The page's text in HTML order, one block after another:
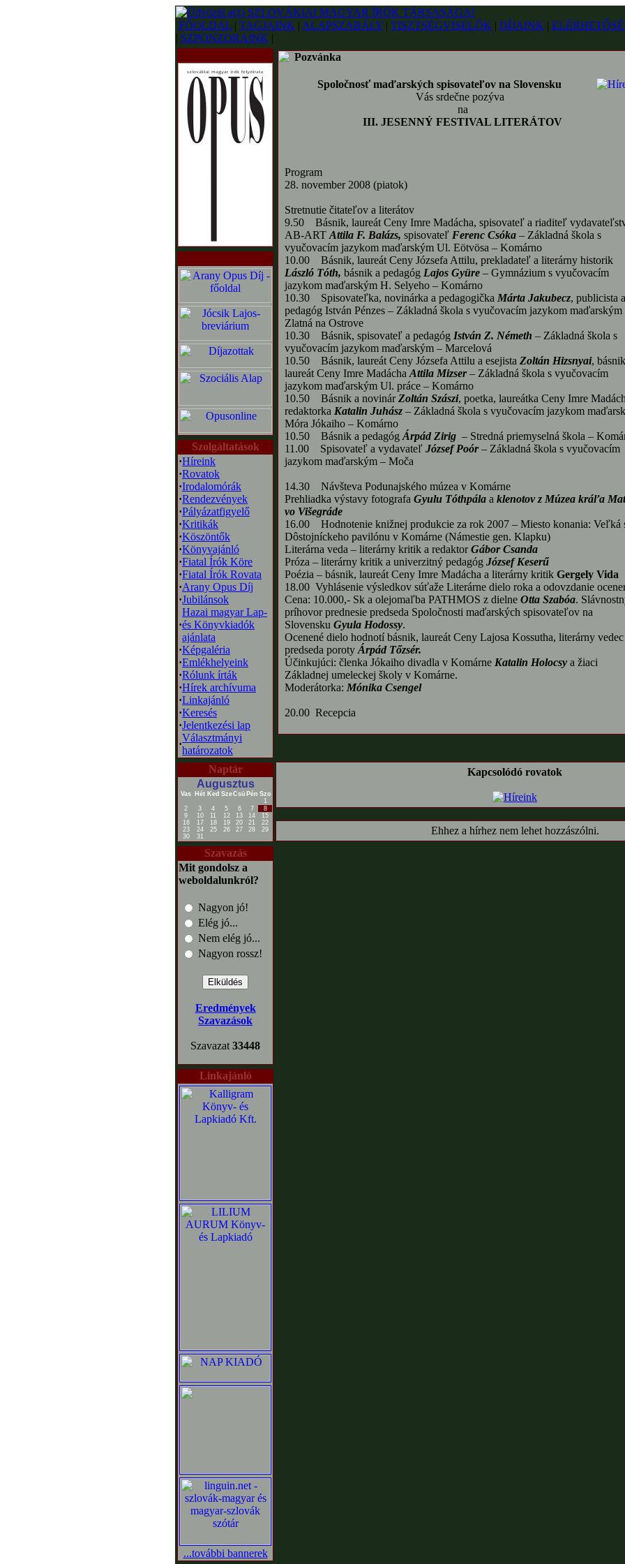
FŐOLDAL | TAGJAINK | ALAPSZABÁLY | TISZTSÉGVISELŐK | DÍJAINK |
| SZPONZORAINK |
Szolgáltatások
·Híreink
·Rovatok
·Irodalomórák
·Rendezvények
·Pályázatfigyelő
·Kritikák
·Köszöntők
·Könyvajánló
·Fiatal Írók Köre
·Fiatal Írók Rovata
·Arany Opus Díj
·Jubilánsok
·
Hazai magyar Lap-
és Könyvkiadók
ajánlata
·Képgaléria
·Emlékhelyeink
·Rólunk írták
·Hírek archívuma
·Linkajánló
·Keresés
·Jelentkezési lap
·
Választmányi
határozatok
Naptár
Augusztus
Vas Hét Ked SzeCsü Pén Szo
1
2
3 4 5 6 7
8
9
10 11 12 13 14
15
16
17 18 19 20 21
22
23
24 25 26 27 28
29
30
31
Szavazás
Mit gondolsz a
weboldalunkról?
Nagyon jó!
Elég jó...
Nem elég jó...
Nagyon rossz!
Eredmények
Szavazások
Szavazat 33448
Linkajánló
...további bannerek
Pozvánka
Spoločnosť maďarských spisovateľov na Slovensku
Vás srdečne pozýva
na
III. JESENNÝ FESTIVAL LITERÁTOV
Program
28. november 2008 (piatok)
Stretnutie čitateľov a literátov
9.50 Básnik, laureát Ceny Imre Madácha, spisovateľ a riaditeľ
AB-ART Attila F. Balázs, spisovateľ Ferenc Csóka– Základná škola s
vyučovacím jazykom maďarským Ul. Eötvösa – Komárno
10.00 Básnik, laureát Ceny Józsefa Attilu, prekladateľ a literárny historik
László Tóth, básnik a pedagóg Lajos Gyüre– Gymnázium s vyučovacím
jazykom maďarským H. Selyeho – Komárno
10.30 Spisovateľka, novinárka a pedagogička Márta Jakubecz, publicista a
pedagóg István Pénzes – Základná škola s vyučovacím jazykom maďarským
Zlatná na Ostrove
10.30 Básnik, spisovateľ a pedagóg István Z. Németh – Základná škola s
vyučovacím jazykom maďarským – Marcelová
10.50 Básnik, laureát Ceny Józsefa Attilu a esejista Zoltán Hizsnyai,
laureát Ceny Imre Madácha Attila Mizser– Základná škola s vyučovacím
jazykom maďarským Ul. práce – Komárno
10.50 Básnik a novinárZoltán Szászi, poetka, laureátka Ceny Imre
redaktorka Katalin Juhász– Základná škola s vyučovacím jazykom
Móra Jókaiho – Komárno
10.50 Básnik a pedagóg Árpád Zirig– Stredná priemyselná škola –
11.00 Spisovateľ a vydavateľ József Poór– Základná škola s vyučovacím
jazykom maďarským – Moča
14.30 Návšteva Podunajského múzea v Komárne
Prehliadka výstavy fotografa Gyulu Tóthpálaa klenotov z Múzea kráľa
vo Višegráde
16.00 Hodnotenie knižnej produkcie za rok 2007 – Miesto konania: Veľká
Dôstojníckeho pavilónu v Komárne (Námestie gen. Klapku)
Literárna veda – literárny kritik a redaktorGábor Csanda
Próza – literárny kritik a univerzitný pedagóg József Keserű
Poézia – básnik, laureát Ceny Imre Madácha a literárny kritik Gergely Vida
18.00 Vyhlásenie výsledkov súťaže Literárne dielo roka a odovzdanie
Cena: 10.000,- Sk a olejomaľba PATHMOS z dielne Otta Szabóa.
príhovor prednesie predseda Spoločnosti maďarských spisovateľov na
Slovensku Gyula Hodossy.
Ocenené dielo hodnotí básnik, laureát Ceny Lajosa Kossutha, literárny vedec
predseda poroty Árpád Tőzsér.
Účinkujúci: členka Jókaiho divadla v Komárne Katalin Holocsya žiaci
Základnej umeleckej školy v Komárne.
Moderátorka: Mónika Csengel
20.00 Recepcia
Kapcsolódó rovatok
Ehhez a hírhez nem lehet hozzászólni.